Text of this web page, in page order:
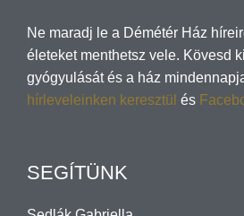
Ne maradj le a Démétér Ház
életeket menthetsz vele. Kövesd
gyógyulását és a ház
hírleveleinken keresztül és
SEGÍTÜNK